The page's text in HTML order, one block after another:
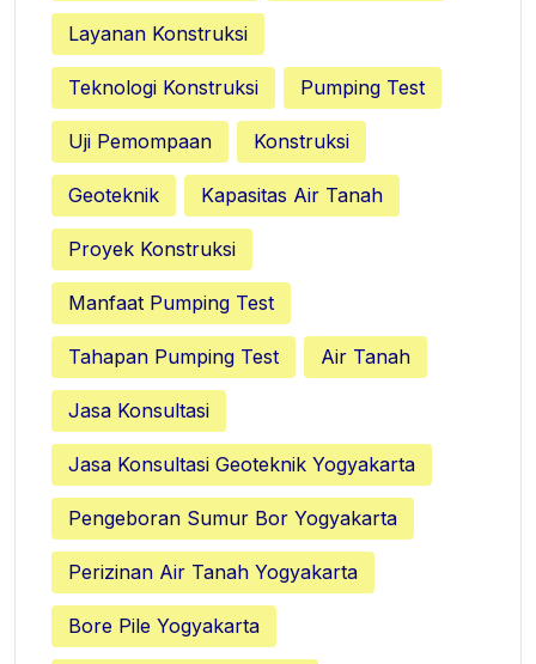
Layanan Konstruksi
Teknologi Konstruksi Pumping Test
Uji Pemompaan Konstruksi
Geoteknik Kapasitas Air Tanah
Proyek Konstruksi
Manfaat Pumping Test
Tahapan Pumping Test Air Tanah
Jasa Konsultasi
Jasa Konsultasi Geoteknik Yogyakarta
Pengeboran Sumur Bor Yogyakarta
Perizinan Air Tanah Yogyakarta
Bore Pile Yogyakarta